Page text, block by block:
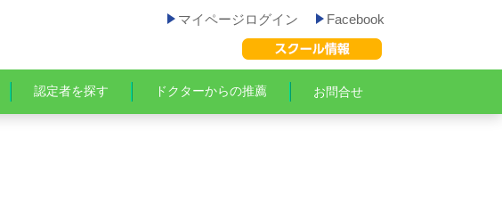
マイページログイン Facebook
認定者を探す ドクターからの推薦 お問合せ